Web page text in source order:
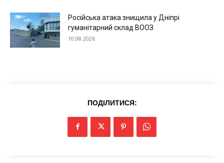
Російська атака знищила у Дніпрі
гуманітарний склад ВООЗ
10.08.2026
ПОДІЛИТИСЯ: